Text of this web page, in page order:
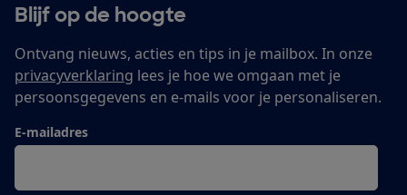
Blijf op de hoogte
Ontvang nieuws, acties en tips in je mailbox. In onze
privacyverklaring lees je hoe we omgaan met je
persoonsgegevens en e-mails voor je personaliseren.
E-mailadres